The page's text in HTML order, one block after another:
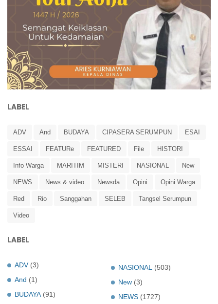
LABEL
ADV And BUDAYA CIPASERA SERUMPUN ESAI
ESSAI FEATURe FEATURED File HISTORI
Info Warga MARITIM MISTERI NASIONAL New
NEWS News & video Newsda Opini Opini Warga
Red Rio Sanggahan SELEB Tangsel Serumpun
Video
LABEL
ADV (3)
And (1)
BUDAYA (91)
NASIONAL
(503)
New (3)
NEWS (1727)